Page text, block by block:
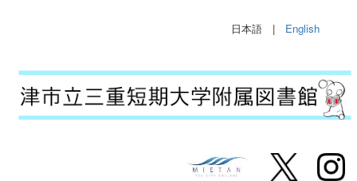
日本語 | English